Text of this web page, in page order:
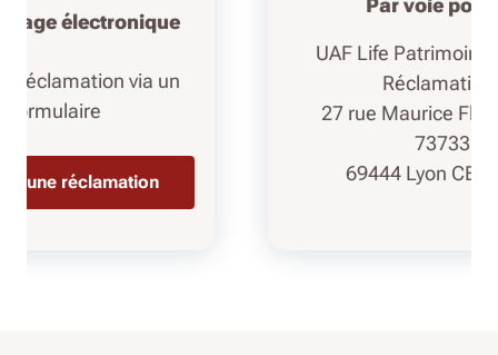
électronique
réclamation via un
formulaire
une réclamation
UAF Life Patrimoine
27 rue Maurice
73733
69444 Lyon